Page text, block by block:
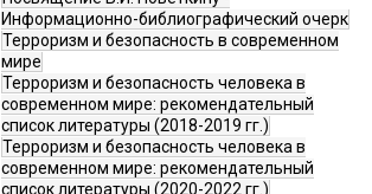
Информационно-библиографический очерк
Терроризм и безопасность в современном
мире
Терроризм и безопасность человека в
современном мире: рекомендательный
список литературы (2018-2019 гг.)
Терроризм и безопасность человека в
современном мире: рекомендательный
список литературы (2020-2022 гг.)